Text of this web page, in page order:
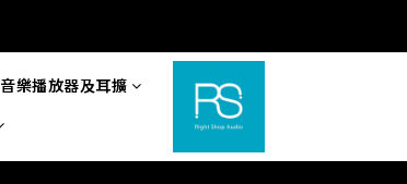
音樂播放器及耳擴